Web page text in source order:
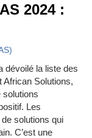
2024 :
dévoilé la liste des
African Solutions,
solutions
Les
solutions qui
C’est une